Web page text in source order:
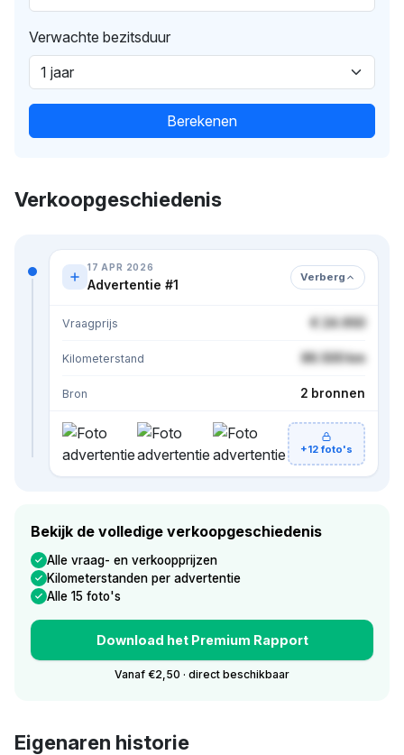
Verwachte bezitsduur
Berekenen
Verkoopgeschiedenis
17 APR 2026
Advertentie #1 Verberg
Vraagprijs € 24.950
Kilometerstand 86.500 km
Bron 2 bronnen
+12 foto's
Bekijk de volledige verkoopgeschiedenis
Alle vraag- en verkoopprijzen
Kilometerstanden per advertentie
Alle 15 foto's
Download het Premium Rapport
Vanaf €2,50 · direct beschikbaar
Eigenaren historie